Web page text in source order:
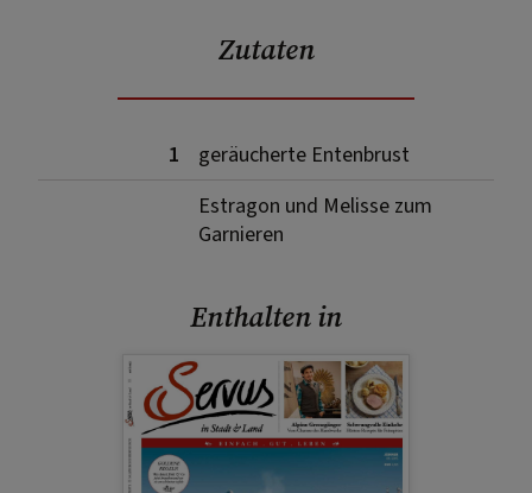
Zutaten
1
geräucherte Entenbrust
Estragon und Melisse zum
Garnieren
Enthalten in